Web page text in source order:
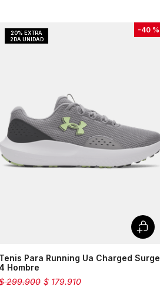
-40 %
Tenis Para Running Ua Charged Surge
4 Hombre
$ 179.910
299.900